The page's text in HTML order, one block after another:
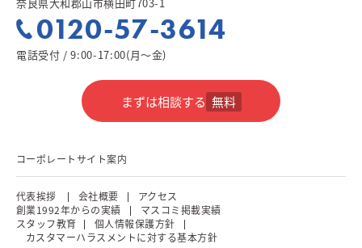
奈良県大和郡山市横田町703-1
0120-57-3614
電話受付 / 9:00-17:00(月～金)
まずは相談する 無料
コーポレートサイト案内
代表挨拶 会社概要
アクセス
創業1992年からの実績
マスコミ掲載実績
スタッフ教育
個人情報保護方針
カスタマーハラスメントに対する基本方針